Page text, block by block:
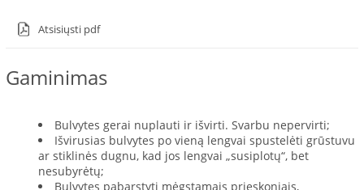
Atsisiųsti pdf
Gaminimas
Bulvytes gerai nuplauti ir išvirti. Svarbu nepervirti;
Išvirusias bulvytes po vieną lengvai spustelėti grūstuvu
ar stiklinės dugnu, kad jos lengvai „susiplotų“, bet
nesubyrėtų;
Bulvytes pabarstyti mėgstamais prieskoniais,